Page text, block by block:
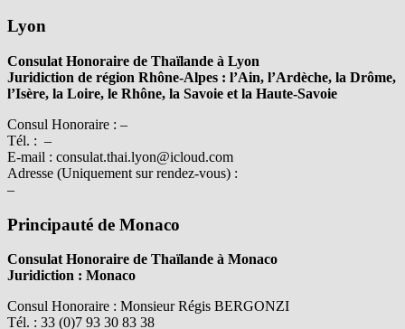
Lyon
Consulat Honoraire de Thaïlande à Lyon
Juridiction de région Rhône-Alpes : l’Ain, l’Ardèche, la Drôme,
l’Isère, la Loire, le Rhône, la Savoie et la Haute-Savoie
Consul Honoraire : –
Tél. : –
E-mail : consulat.thai.lyon@icloud.com
Adresse (Uniquement sur rendez-vous) :
–
Principauté de Monaco
Consulat Honoraire de Thaïlande à Monaco
Juridiction : Monaco
Consul Honoraire : Monsieur Régis BERGONZI
Tél. : 33 (0)7 93 30 83 38